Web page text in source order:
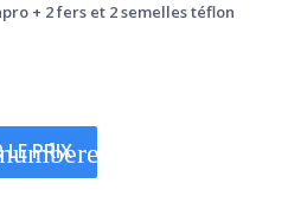
+ 2 fers et 2 semelles téflon
PRIX